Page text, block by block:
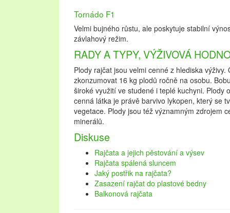
Tornádo F1
Velmi bujného růstu, ale poskytuje stabilní
závlahový režim.
RADY A TYPY, VÝŽIVOVÁ
Plody rajčat jsou velmi cenné z hlediska
zkonzumovat 16 kg plodů ročně na osobu.
široké využití ve studené i teplé kuchyni. Plody
cenná látka je právě barvivo lykopen, který se
vegetace. Plody jsou též významným zdrojem
minerálů.
Diskuse
Rajčata a jejich pěstování a výsev
Rajčata spálená sluncem
Jaký postřik na rajčata?
Zasazení rajčat do plastové bedny
Balkonová rajčata